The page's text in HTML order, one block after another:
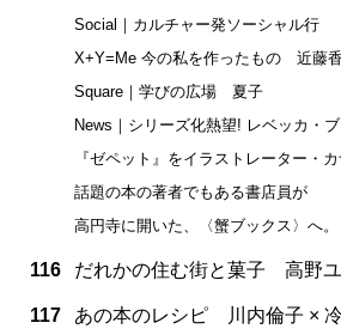
Social｜カルチャー発ソーシャル行
X+Y=Me 今の私を作ったもの 近藤
Square｜学びの広場 夏子
News｜シリーズ化熱望! レベッカ・
『ゼペット』をイラストレーター・
話題の本の著者でもある書店員が
高円寺に開いた、〈蟹ブックス〉へ。
116 だれかの住む街と菓子 高野
117
あの本のレシピ 川内倫子 ×